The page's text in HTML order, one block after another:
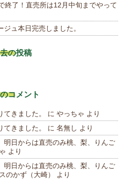
終了！直売所は12月中旬までやって
ュ本日完売しました。
の投稿
コメント
きました。 に やっちゃ より
きました。
に 名無し より
明日からは直売のみ桃、梨、りんご
より
明日からは直売のみ桃、梨、りんご
のかず（大崎）
より